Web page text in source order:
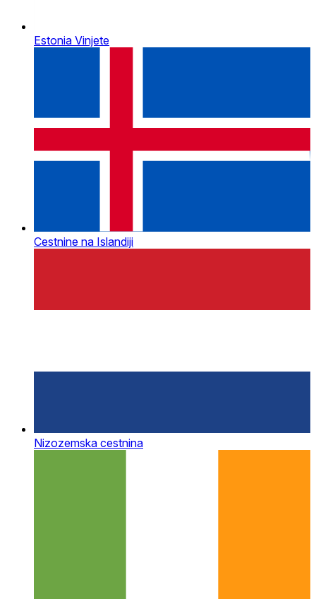
Estonia Vinjete
Cestnine na Islandiji
Nizozemska cestnina